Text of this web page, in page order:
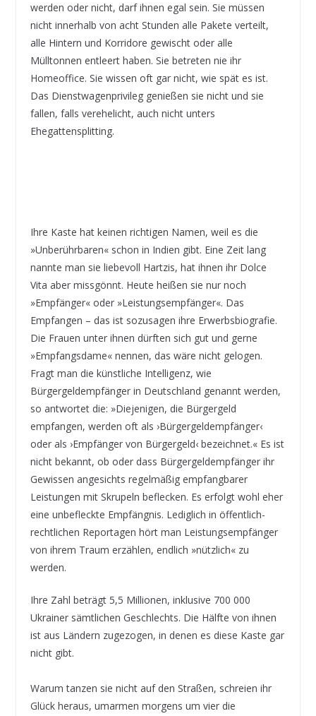
werden oder nicht, darf ihnen egal sein. Sie müssen
nicht innerhalb von acht Stunden alle Pakete verteilt,
alle Hintern und Korridore gewischt oder alle
Mülltonnen entleert haben. Sie betreten nie ihr
Homeoffice. Sie wissen oft gar nicht, wie spät es ist.
Das Dienstwagenprivileg genießen sie nicht und sie
fallen, falls verehelicht, auch nicht unters
Ehegattensplitting.
Ihre Kaste hat keinen richtigen Namen, weil es die
»Unberührbaren« schon in Indien gibt. Eine Zeit lang
nannte man sie liebevoll Hartzis, hat ihnen ihr Dolce
Vita aber missgönnt. Heute heißen sie nur noch
»Empfänger« oder »Leistungsempfänger«. Das
Empfangen – das ist sozusagen ihre Erwerbsbiografie.
Die Frauen unter ihnen dürften sich gut und gerne
»Empfangsdame« nennen, das wäre nicht gelogen.
Fragt man die künstliche Intelligenz, wie
Bürgergeldempfänger in Deutschland genannt werden,
so antwortet die: »Diejenigen, die Bürgergeld
empfangen, werden oft als ›Bürgergeldempfänger‹
oder als ›Empfänger von Bürgergeld‹ bezeichnet.« Es ist
nicht bekannt, ob oder dass Bürgergeldempfänger ihr
Gewissen angesichts regelmäßig empfangbarer
Leistungen mit Skrupeln beflecken. Es erfolgt wohl eher
eine unbefleckte Empfängnis. Lediglich in öffentlich-
rechtlichen Reportagen hört man Leistungsempfänger
von ihrem Traum erzählen, endlich »nützlich« zu
werden.
Ihre Zahl beträgt 5,5 Millionen, inklusive 700 000
Ukrainer sämtlichen Geschlechts. Die Hälfte von ihnen
ist aus Ländern zugezogen, in denen es diese Kaste gar
nicht gibt.
Warum tanzen sie nicht auf den Straßen, schreien ihr
Glück heraus, umarmen morgens um vier die